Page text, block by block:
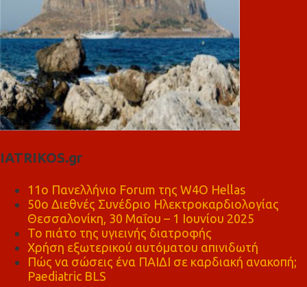
IATRIKOS.gr
11ο Πανελλήνιο Forum της W4O Hellas
50ο Διεθνές Συνέδριο Ηλεκτροκαρδιολογίας
Θεσσαλονίκη, 30 Μαΐου – 1 Ιουνίου 2025
Το πιάτο της υγιεινής διατροφής
Χρήση εξωτερικού αυτόματου απινιδωτή
Πώς να σώσεις ένα ΠΑΙΔΙ σε καρδιακή ανακοπή;
Paediatric BLS